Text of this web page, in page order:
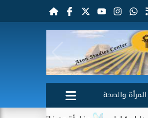
المرأة والصحة